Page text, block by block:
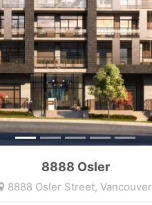
8888 Osler
8888 Osler Street, Vancouver